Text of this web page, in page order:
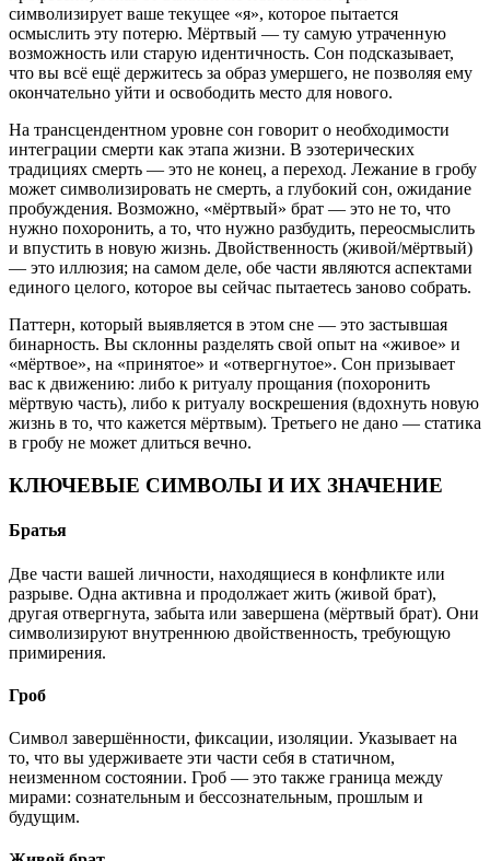
символизирует ваше текущее «я», которое пытается
осмыслить эту потерю. Мёртвый — ту самую утраченную
возможность или старую идентичность. Сон подсказывает,
что вы всё ещё держитесь за образ умершего, не позволяя ему
окончательно уйти и освободить место для нового.
На трансцендентном уровне сон говорит о необходимости
интеграции смерти как этапа жизни. В эзотерических
традициях смерть — это не конец, а переход. Лежание в гробу
может символизировать не смерть, а глубокий сон, ожидание
пробуждения. Возможно, «мёртвый» брат — это не то, что
нужно похоронить, а то, что нужно разбудить, переосмыслить
и впустить в новую жизнь. Двойственность (живой/мёртвый)
— это иллюзия; на самом деле, обе части являются аспектами
единого целого, которое вы сейчас пытаетесь заново собрать.
Паттерн, который выявляется в этом сне — это застывшая
бинарность. Вы склонны разделять свой опыт на «живое» и
«мёртвое», на «принятое» и «отвергнутое». Сон призывает
вас к движению: либо к ритуалу прощания (похоронить
мёртвую часть), либо к ритуалу воскрешения (вдохнуть новую
жизнь в то, что кажется мёртвым). Третьего не дано — статика
в гробу не может длиться вечно.
КЛЮЧЕВЫЕ СИМВОЛЫ И ИХ ЗНАЧЕНИЕ
Братья
Две части вашей личности, находящиеся в конфликте или
разрыве. Одна активна и продолжает жить (живой брат),
другая отвергнута, забыта или завершена (мёртвый брат). Они
символизируют внутреннюю двойственность, требующую
примирения.
Гроб
Символ завершённости, фиксации, изоляции. Указывает на
то, что вы удерживаете эти части себя в статичном,
неизменном состоянии. Гроб — это также граница между
мирами: сознательным и бессознательным, прошлым и
будущим.